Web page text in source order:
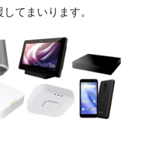
てまいります。